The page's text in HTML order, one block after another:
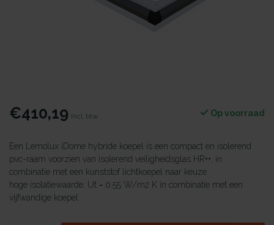
€410,19 Incl. btw Op voorraad
Een Lemolux iDome hybride koepel is een compact en isolerend
pvc-raam voorzien van isolerend veiligheidsglas HR++, in
combinatie met een kunststof lichtkoepel naar keuze.
hoge isolatiewaarde: Ut = 0.55 W/m2 K in combinatie met een
vijfwandige koepel